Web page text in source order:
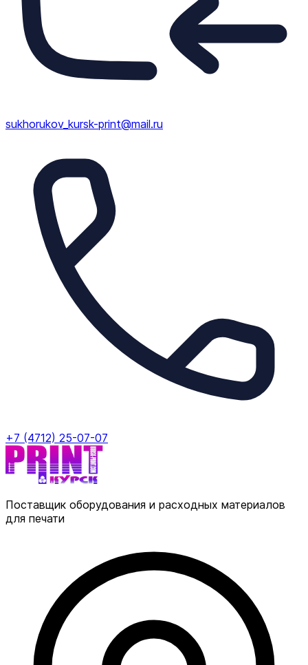
sukhorukov_kursk-print@mail.ru
+7 (4712) 25-07-07
Поставщик оборудования и расходных материалов
для печати